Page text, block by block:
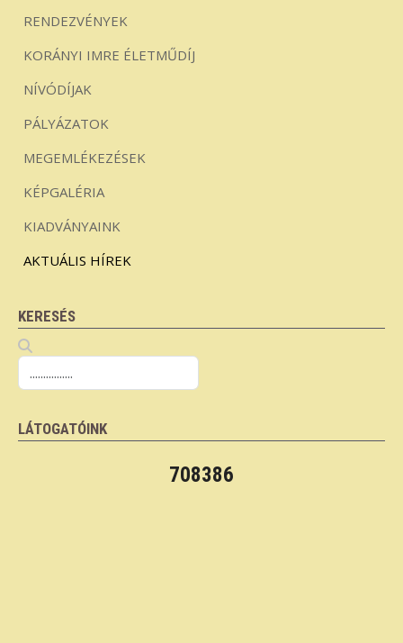
RENDEZVÉNYEK
KORÁNYI IMRE ÉLETMŰDÍJ
NÍVÓDÍJAK
PÁLYÁZATOK
MEGEMLÉKEZÉSEK
KÉPGALÉRIA
KIADVÁNYAINK
AKTUÁLIS HÍREK
KERESÉS
LÁTOGATÓINK
708386